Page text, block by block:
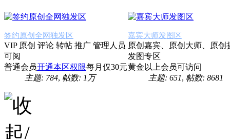
签约原创全网独发区
VIP 原创 评论 转帖 推广 管理人员
可阅
普通会员开通本区权限每月仅30元
主题: 784, 帖数: 1万
嘉宾大师发图区
原创嘉宾、原创大师、原创
发图专区
黄金以上会员可访问
主题: 651, 帖数: 8681